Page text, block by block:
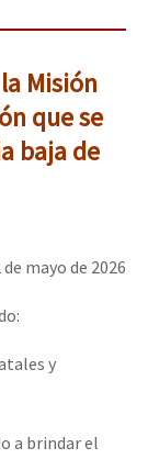
Misión
que se
baja de
de mayo de 2026
y
a brindar el